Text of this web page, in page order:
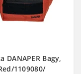
DANAPER Bagy,
1109080/